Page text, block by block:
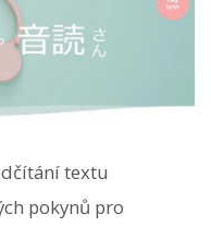
textu
pokynů pro